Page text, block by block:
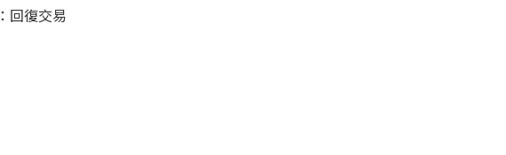
：回復交易